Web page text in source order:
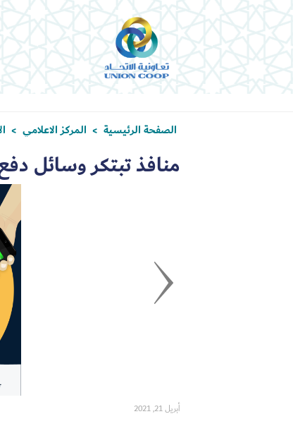
الصفحة الرئيسية > المركز الاعلامي >
منافذ تبتكر وسائل
أبريل 21, 2021